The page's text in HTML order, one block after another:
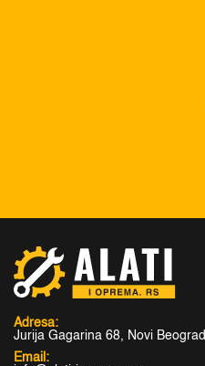
Adresa:
Jurija Gagarina 68, Novi Beograd
Email: